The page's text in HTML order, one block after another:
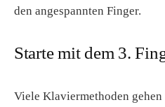
den angespannten Finger.
Starte mit dem 3.
Viele Klaviermethoden